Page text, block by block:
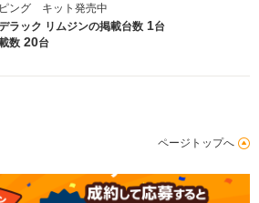
ング キット発売中
ラック リムジンの掲載台数 1台
数 20台
ページトップへ